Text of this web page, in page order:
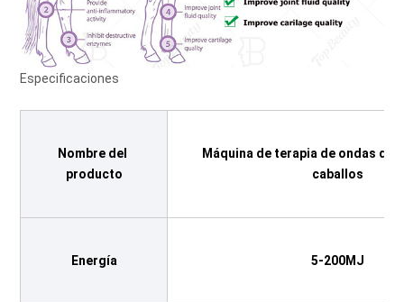
Especificaciones
Nombre del
producto
Máquina de terapia de ondas de
caballos
Energía 5-200MJ